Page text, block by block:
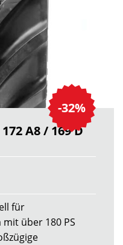
-32%
A8 / 169 D
für
über 180 PS